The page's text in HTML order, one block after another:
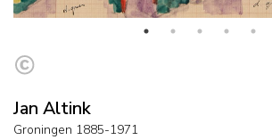
Jan Altink
Groningen 1885-1971